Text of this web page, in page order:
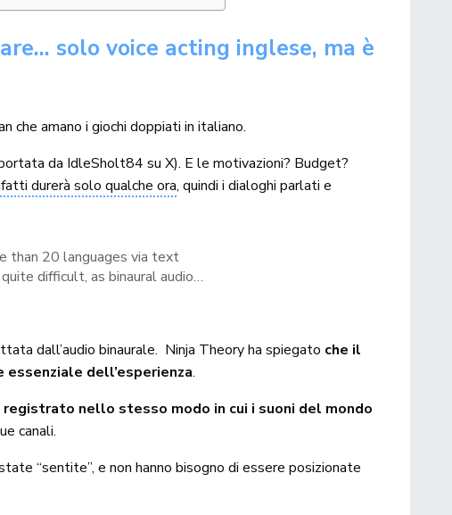
solo voice acting inglese, ma è
che amano i giochi doppiati in italiano.
da IdleSholt84 su X). E le motivazioni? Budget?
durerà solo qualche ora, quindi i dialoghi parlati e
than 20 languages ​​via text
difficult, as binaural audio…
dall’audio binaurale. Ninja Theory ha spiegato che il
essenziale dell’esperienza.
registrato nello stesso modo in cui i suoni del mondo
canali.
“sentite”, e non hanno bisogno di essere posizionate